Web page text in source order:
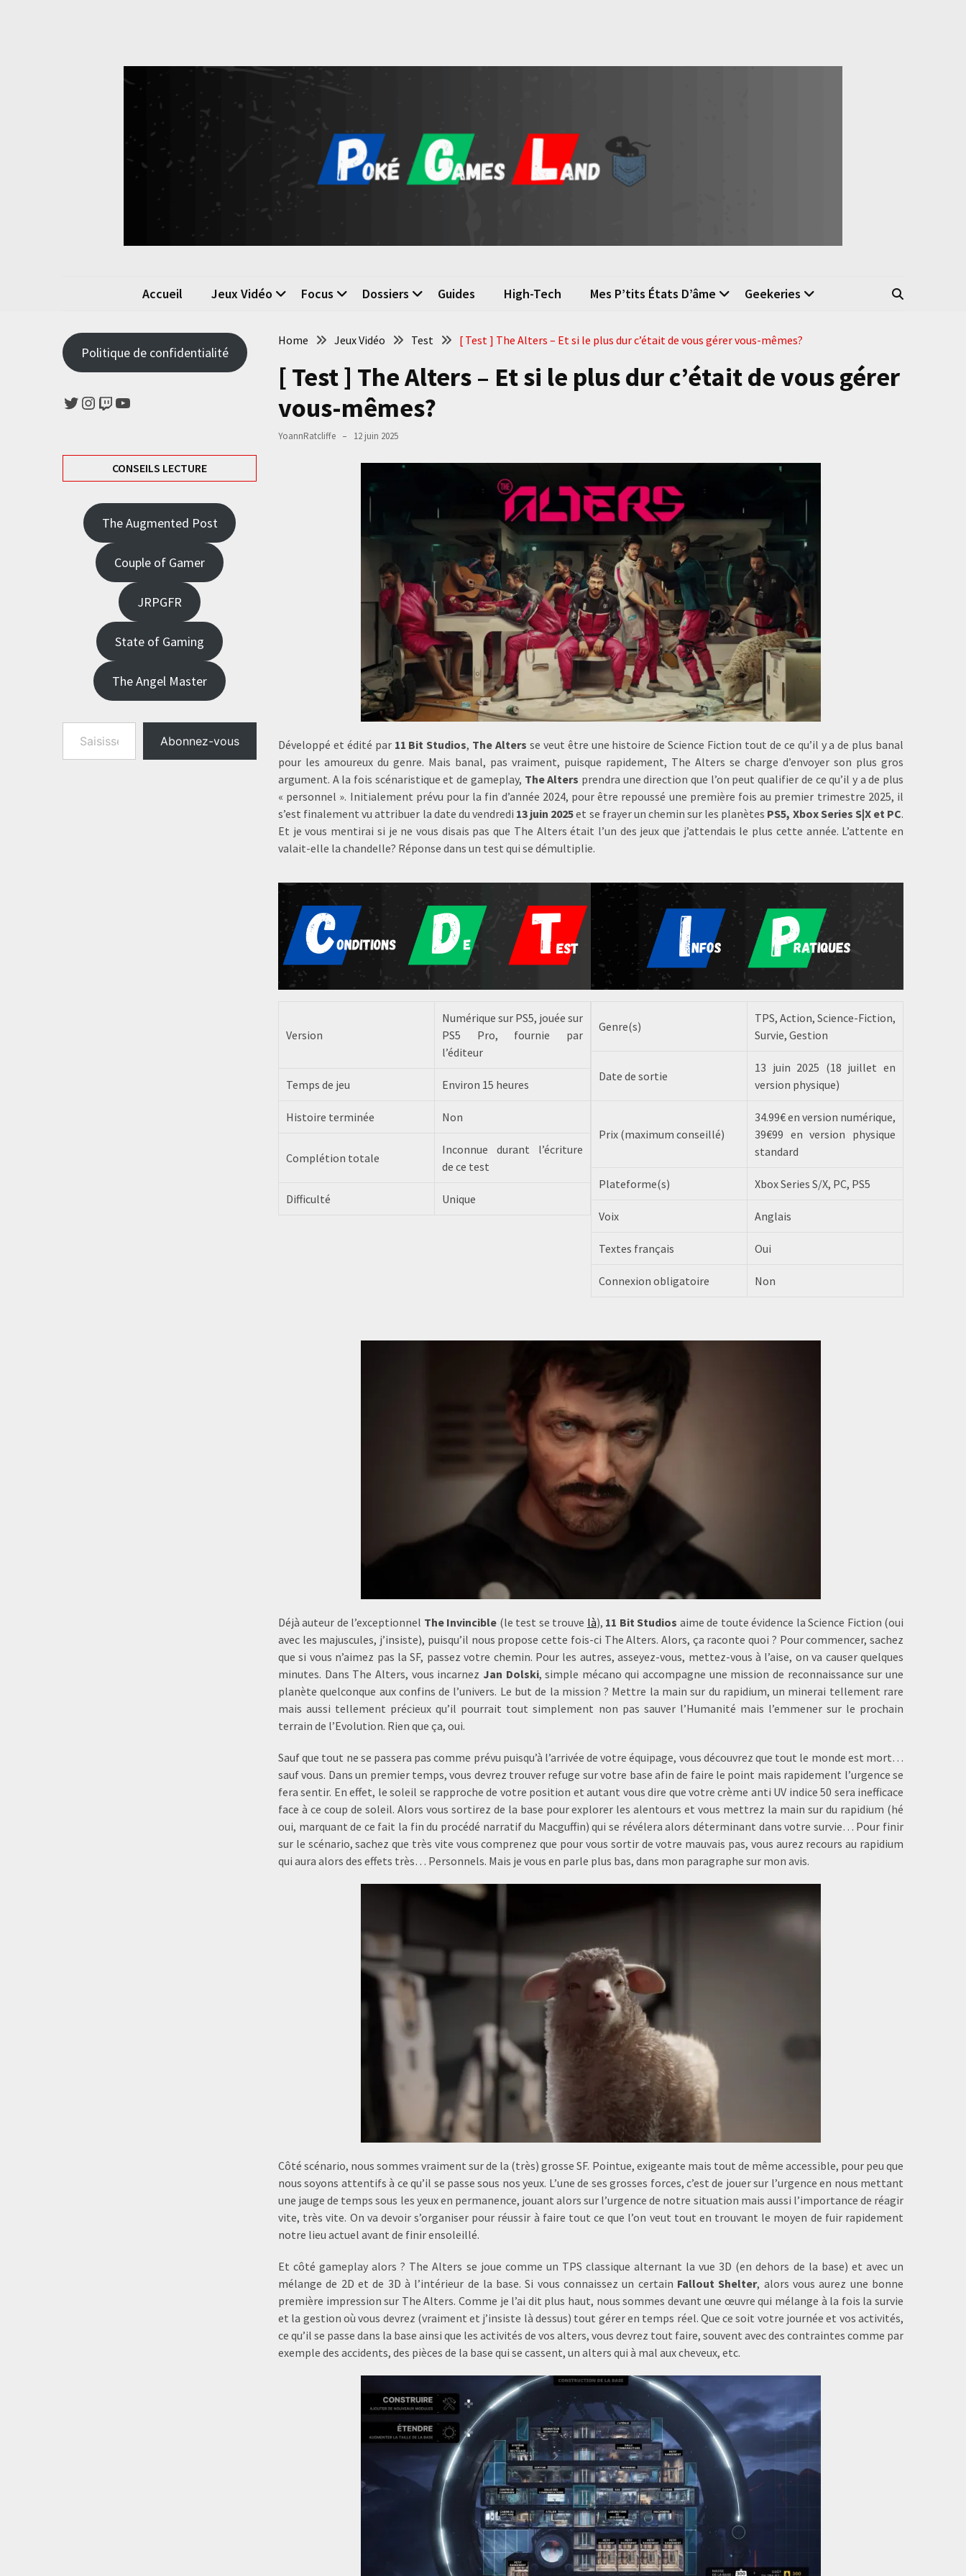
Poké Games Land
La passion du jeu vidéo
Accueil Jeux Vidéo Focus Dossiers Guides High-Tech Mes P’tits États D’âme Geekeries
Home Jeux Vidéo Test [ Test ] The Alters – Et si le plus dur c’était de vous gérer vous-mêmes?
[ Test ] The Alters – Et si le plus dur c’était de vous gérer
vous-mêmes?
YoannRatcliffe 12 juin 2025
Développé et édité par 11 Bit Studios, The Alters se veut être une histoire de Science Fiction tout de ce qu’il y a de plus banal
pour les amoureux du genre. Mais banal, pas vraiment, puisque rapidement, The Alters se charge d’envoyer son plus gros
argument. A la fois scénaristique et de gameplay, The Alters prendra une direction que l’on peut qualifier de ce qu’il y a de plus
« personnel ». Initialement prévu pour la fin d’année 2024, pour être repoussé une première fois au premier trimestre 2025, il
s’est finalement vu attribuer la date du vendredi 13 juin 2025et se frayer un chemin sur les planètes PS5, Xbox Series S|X et PC.
Et je vous mentirai si je ne vous disais pas que The Alters était l’un des jeux que j’attendais le plus cette année. L’attente en
valait-elle la chandelle? Réponse dans un test qui se démultiplie.
Version
Numérique sur PS5, jouée sur
PS5 Pro, fournie par
l’éditeur
Temps de jeu Environ 15 heures
Histoire terminée Non
Complétion totale
Inconnue durant l’écriture
de ce test
Difficulté Unique
Genre(s)
TPS, Action, Science-Fiction,
Survie, Gestion
Date de sortie
13 juin 2025 (18 juillet en
version physique)
Prix (maximum conseillé)
34.99€ en version numérique,
39€99 en version physique
standard
Plateforme(s) Xbox Series S/X, PC, PS5
Voix Anglais
Textes français Oui
Connexion obligatoire Non
Déjà auteur de l’exceptionnel The Invincible (le test se trouve là), 11 Bit Studios aime de toute évidence la Science Fiction (oui
avec les majuscules, j’insiste), puisqu’il nous propose cette fois-ci The Alters. Alors, ça raconte quoi ? Pour commencer, sachez
que si vous n’aimez pas la SF, passez votre chemin. Pour les autres, asseyez-vous, mettez-vous à l’aise, on va causer quelques
minutes. Dans The Alters, vous incarnez Jan Dolski, simple mécano qui accompagne une mission de reconnaissance sur une
planète quelconque aux confins de l’univers. Le but de la mission ? Mettre la main sur du rapidium, un minerai tellement rare
mais aussi tellement précieux qu’il pourrait tout simplement non pas sauver l’Humanité mais l’emmener sur le prochain
terrain de l’Evolution. Rien que ça, oui.
Sauf que tout ne se passera pas comme prévu puisqu’à l’arrivée de votre équipage, vous découvrez que tout le monde est mort…
sauf vous. Dans un premier temps, vous devrez trouver refuge sur votre base afin de faire le point mais rapidement l’urgence se
fera sentir. En effet, le soleil se rapproche de votre position et autant vous dire que votre crème anti UV indice 50 sera inefficace
face à ce coup de soleil. Alors vous sortirez de la base pour explorer les alentours et vous mettrez la main sur du rapidium (hé
oui, marquant de ce fait la fin du procédé narratif du Macguffin) qui se révélera alors déterminant dans votre survie… Pour finir
sur le scénario, sachez que très vite vous comprenez que pour vous sortir de votre mauvais pas, vous aurez recours au rapidium
qui aura alors des effets très… Personnels. Mais je vous en parle plus bas, dans mon paragraphe sur mon avis.
Côté scénario, nous sommes vraiment sur de la (très) grosse SF. Pointue, exigeante mais tout de même accessible, pour peu que
nous soyons attentifs à ce qu’il se passe sous nos yeux. L’une de ses grosses forces, c’est de jouer sur l’urgence en nous mettant
une jauge de temps sous les yeux en permanence, jouant alors sur l’urgence de notre situation mais aussi l’importance de réagir
vite, très vite. On va devoir s’organiser pour réussir à faire tout ce que l’on veut tout en trouvant le moyen de fuir rapidement
notre lieu actuel avant de finir ensoleillé.
Et côté gameplay alors ? The Alters se joue comme un TPS classique alternant la vue 3D (en dehors de la base) et avec un
mélange de 2D et de 3D à l’intérieur de la base. Si vous connaissez un certain Fallout Shelter, alors vous aurez une bonne
première impression sur The Alters. Comme je l’ai dit plus haut, nous sommes devant une œuvre qui mélange à la fois la survie
et la gestion où vous devrez (vraiment et j’insiste là dessus) tout gérer en temps réel. Que ce soit votre journée et vos activités,
ce qu’il se passe dans la base ainsi que les activités de vos alters, vous devrez tout faire, souvent avec des contraintes comme par
exemple des accidents, des pièces de la base qui se cassent, un alters qui à mal aux cheveux, etc.
Politique de confidentialité
Twitter
Instagram
TwitchYouTube
CONSEILS LECTURE
The Augmented Post
Couple of Gamer
JRPGFR
State of Gaming
The Angel Master
Saisissez votre adresse e-mail…
Abonnez-vous